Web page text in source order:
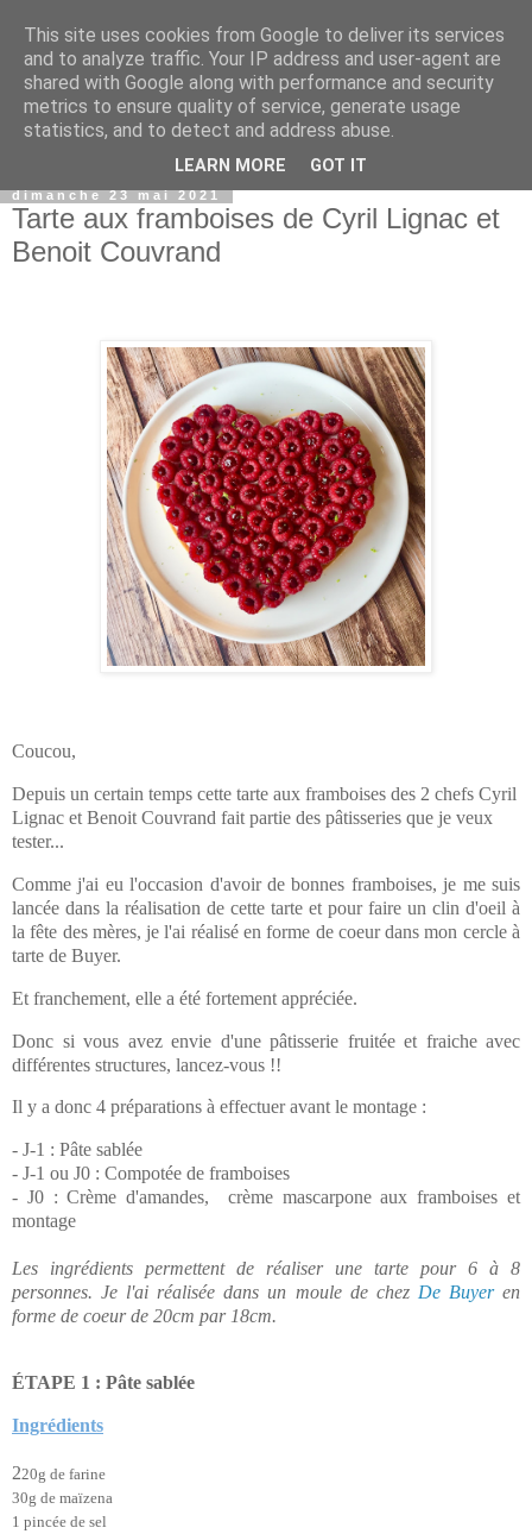
dimanche 23 mai 2021
Tarte aux framboises de Cyril Lignac et
Benoit Couvrand
Coucou,
Depuis un certain temps cette tarte aux framboises des 2 chefs Cyril
Lignac et Benoit Couvrand fait partie des pâtisseries que je veux
tester...
Comme j'ai eu l'occasion d'avoir de bonnes framboises, je me suis
lancée dans la réalisation de cette tarte et pour faire un clin d'oeil à
la fête des mères, je l'ai réalisé en forme de coeur dans mon cercle à
tarte de Buyer.
Et franchement, elle a été fortement appréciée.
Donc si vous avez envie d'une pâtisserie fruitée et fraiche avec
différentes structures, lancez-vous !!
Il y a donc 4 préparations à effectuer avant le montage :
- J-1 : Pâte sablée
- J-1 ou J0 : Compotée de framboises
- J0 : Crème d'amandes, crème mascarpone aux framboises et
montage
Les ingrédients permettent de réaliser une tarte pour 6 à 8
personnes. Je l'ai réalisée dans un moule de chez De Buyeren
forme de coeur de 20cm par 18cm.
ÉTAPE 1 : Pâte sablée
Ingrédients
220g de farine
30g de maïzena
1 pincée de sel
This site uses cookies from Google to deliver its services
and to analyze traffic. Your IP address and user-agent are
shared with Google along with performance and security
metrics to ensure quality of service, generate usage
statistics, and to detect and address abuse.
LEARN MORE GOT IT